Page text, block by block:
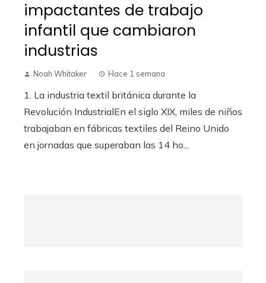
impactantes de trabajo
infantil que cambiaron
industrias
Noah Whitaker Hace 1 semana
1. La industria textil británica durante la
Revolución IndustrialEn el siglo XIX, miles de niños
trabajaban en fábricas textiles del Reino Unido
en jornadas que superaban las 14 ho...